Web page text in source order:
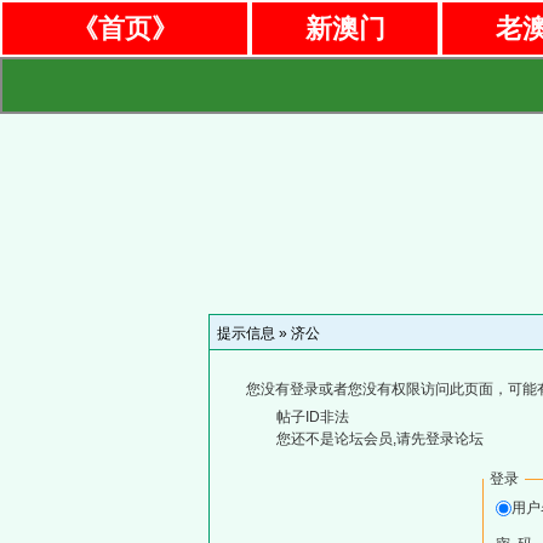
《首页》 新澳门 老
提示信息 » 济公
您没有登录或者您没有权限访问此页面，可能
帖子ID非法
您还不是论坛会员,请先登录论坛
登录
用